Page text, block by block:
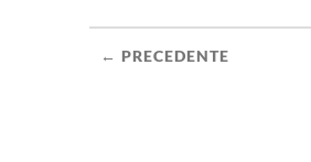
← PRECEDENTE